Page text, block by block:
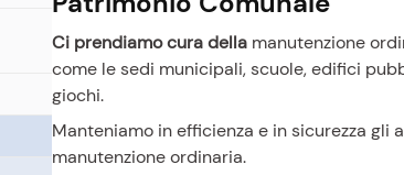
o
o
a
t
Ci prendiamo cura della manutenzione
come le sedi municipali, scuole, edifici
giochi.
Manteniamo in efficienza e in sicurezza
manutenzione ordinaria.